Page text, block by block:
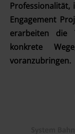
Professionalität,
Engagement
erarbeiten die
konkrete
voranzubringen.